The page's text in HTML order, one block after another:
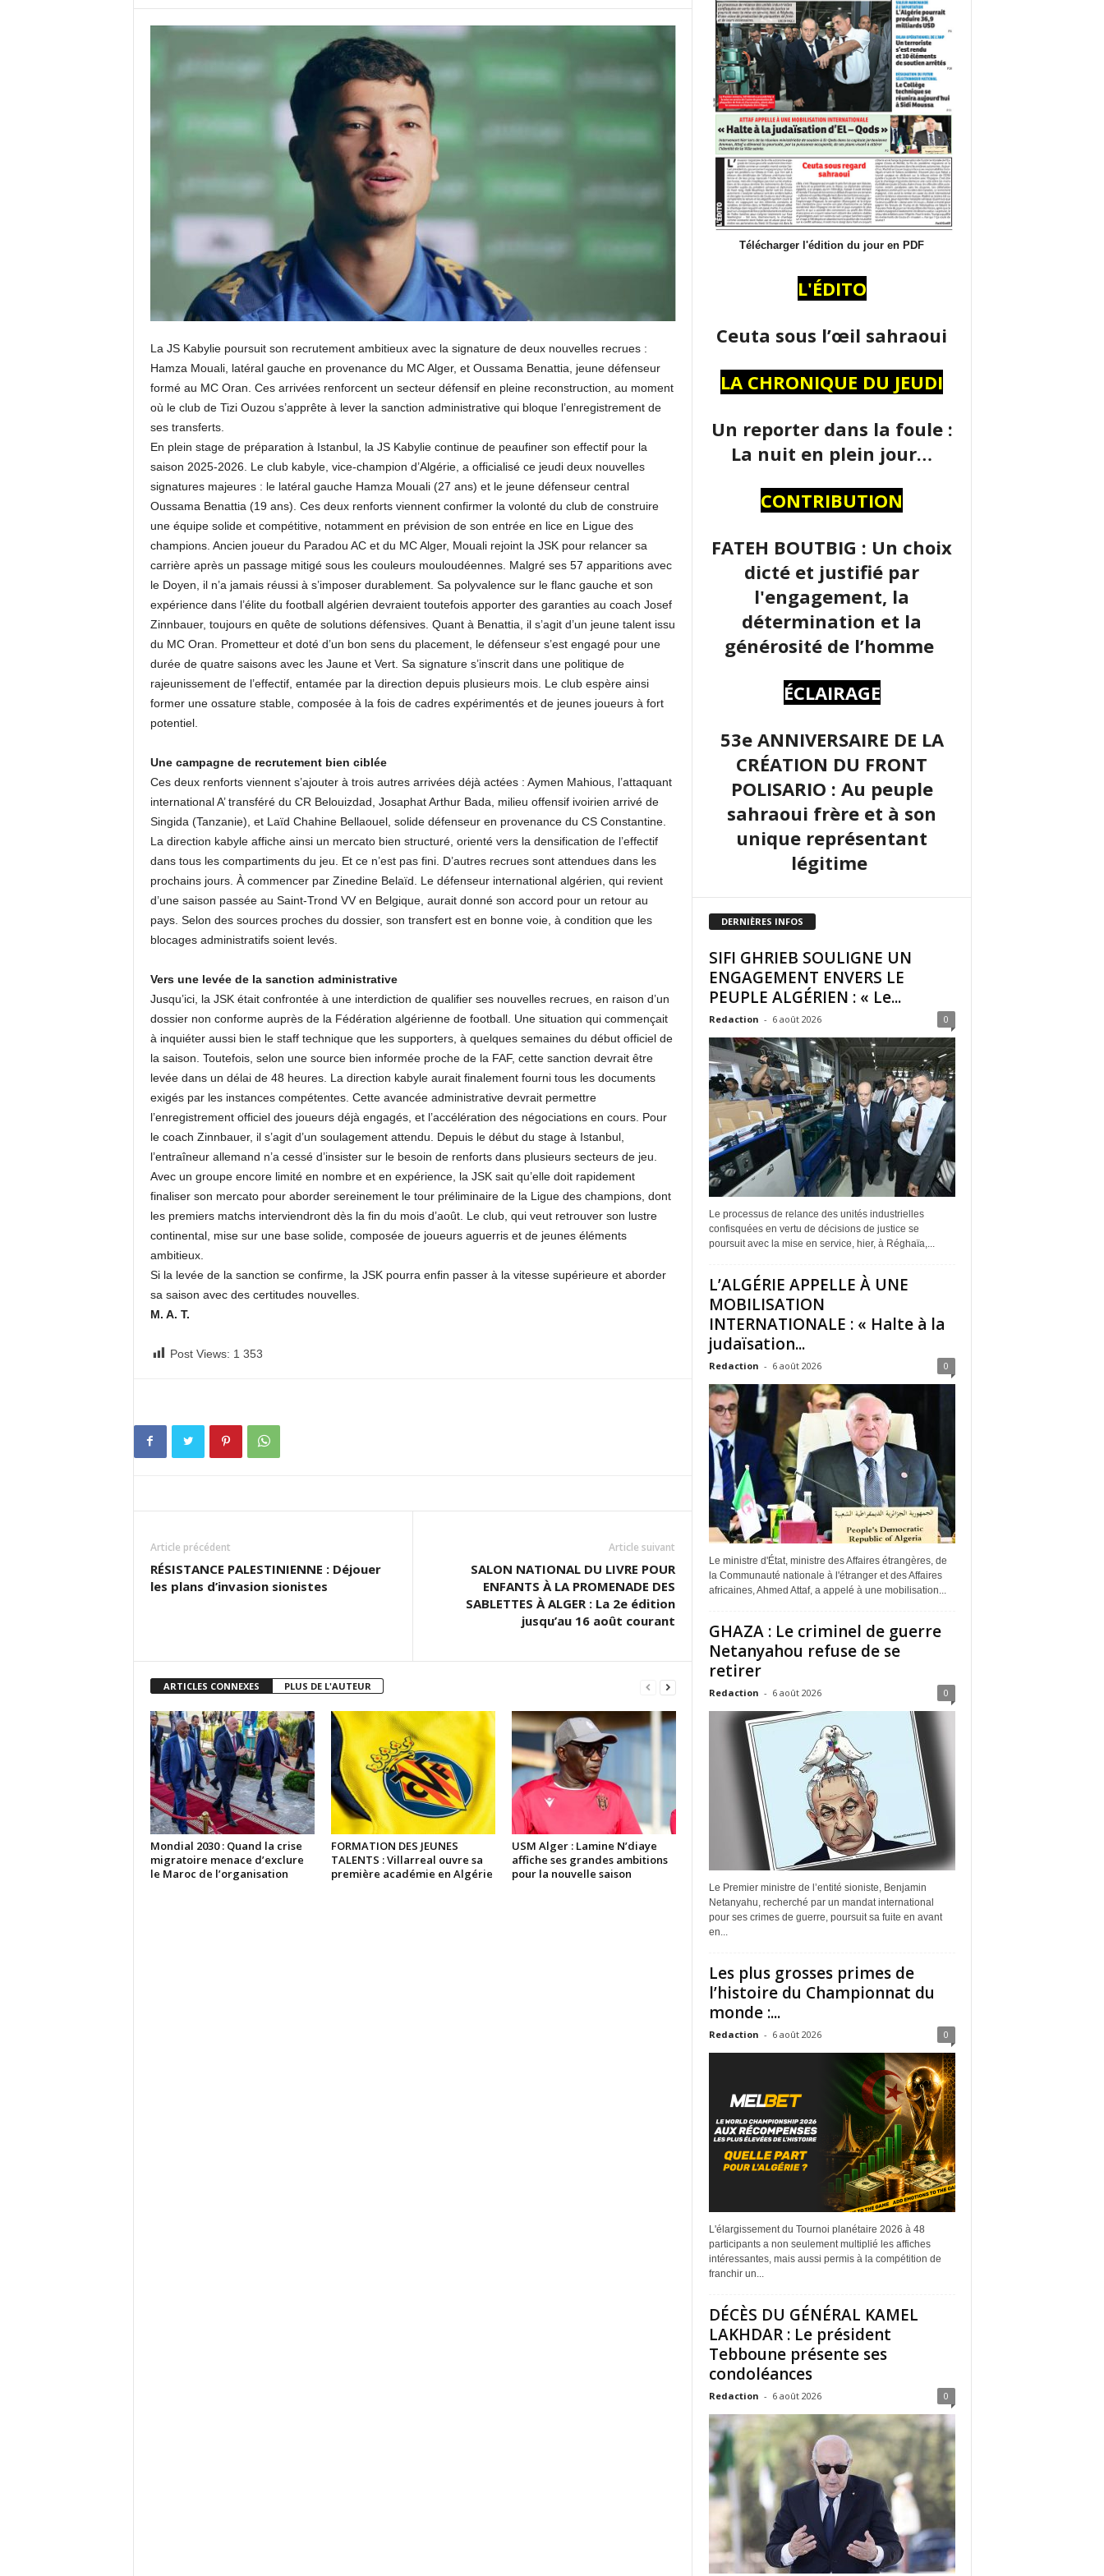
La JS Kabylie poursuit son recrutement ambitieux avec la signature de deux nouvelles recrues :
Hamza Mouali, latéral gauche en provenance du MC Alger, et Oussama Benattia, jeune défenseur
formé au MC Oran. Ces arrivées renforcent un secteur défensif en pleine reconstruction, au moment
où le club de Tizi Ouzou s’apprête à lever la sanction administrative qui bloque l’enregistrement de
ses transferts.
En plein stage de préparation à Istanbul, la JS Kabylie continue de peaufiner son effectif pour la
saison 2025-2026. Le club kabyle, vice-champion d’Algérie, a officialisé ce jeudi deux nouvelles
signatures majeures : le latéral gauche Hamza Mouali (27 ans) et le jeune défenseur central
Oussama Benattia (19 ans). Ces deux renforts viennent confirmer la volonté du club de construire
une équipe solide et compétitive, notamment en prévision de son entrée en lice en Ligue des
champions. Ancien joueur du Paradou AC et du MC Alger, Mouali rejoint la JSK pour relancer sa
carrière après un passage mitigé sous les couleurs mouloudéennes. Malgré ses 57 apparitions avec
le Doyen, il n’a jamais réussi à s’imposer durablement. Sa polyvalence sur le flanc gauche et son
expérience dans l’élite du football algérien devraient toutefois apporter des garanties au coach Josef
Zinnbauer, toujours en quête de solutions défensives. Quant à Benattia, il s’agit d’un jeune talent issu
du MC Oran. Prometteur et doté d’un bon sens du placement, le défenseur s’est engagé pour une
durée de quatre saisons avec les Jaune et Vert. Sa signature s’inscrit dans une politique de
rajeunissement de l’effectif, entamée par la direction depuis plusieurs mois. Le club espère ainsi
former une ossature stable, composée à la fois de cadres expérimentés et de jeunes joueurs à fort
potentiel.
Une campagne de recrutement bien ciblée
Ces deux renforts viennent s’ajouter à trois autres arrivées déjà actées : Aymen Mahious, l’attaquant
international A’ transféré du CR Belouizdad, Josaphat Arthur Bada, milieu offensif ivoirien arrivé de
Singida (Tanzanie), et Laïd Chahine Bellaouel, solide défenseur en provenance du CS Constantine.
La direction kabyle affiche ainsi un mercato bien structuré, orienté vers la densification de l’effectif
dans tous les compartiments du jeu. Et ce n’est pas fini. D’autres recrues sont attendues dans les
prochains jours. À commencer par Zinedine Belaïd. Le défenseur international algérien, qui revient
d’une saison passée au Saint-Trond VV en Belgique, aurait donné son accord pour un retour au
pays. Selon des sources proches du dossier, son transfert est en bonne voie, à condition que les
blocages administratifs soient levés.
Vers une levée de la sanction administrative
Jusqu’ici, la JSK était confrontée à une interdiction de qualifier ses nouvelles recrues, en raison d’un
dossier non conforme auprès de la Fédération algérienne de football. Une situation qui commençait
à inquiéter aussi bien le staff technique que les supporters, à quelques semaines du début officiel de
la saison. Toutefois, selon une source bien informée proche de la FAF, cette sanction devrait être
levée dans un délai de 48 heures. La direction kabyle aurait finalement fourni tous les documents
exigés par les instances compétentes. Cette avancée administrative devrait permettre
l’enregistrement officiel des joueurs déjà engagés, et l’accélération des négociations en cours. Pour
le coach Zinnbauer, il s’agit d’un soulagement attendu. Depuis le début du stage à Istanbul,
l’entraîneur allemand n’a cessé d’insister sur le besoin de renforts dans plusieurs secteurs de jeu.
Avec un groupe encore limité en nombre et en expérience, la JSK sait qu’elle doit rapidement
finaliser son mercato pour aborder sereinement le tour préliminaire de la Ligue des champions, dont
les premiers matchs interviendront dès la fin du mois d’août. Le club, qui veut retrouver son lustre
continental, mise sur une base solide, composée de joueurs aguerris et de jeunes éléments
ambitieux.
Si la levée de la sanction se confirme, la JSK pourra enfin passer à la vitesse supérieure et aborder
sa saison avec des certitudes nouvelles.
M. A. T.
Post Views: 1 353
Article précédent
RÉSISTANCE PALESTINIENNE : Déjouer
les plans d’invasion sionistes
Article suivant
SALON NATIONAL DU LIVRE POUR
ENFANTS À LA PROMENADE DES
SABLETTES À ALGER : La 2e édition
jusqu’au 16 août courant
ARTICLES CONNEXES PLUS DE L'AUTEUR
Mondial 2030 : Quand la crise
migratoire menace d’exclure
le Maroc de l’organisation
FORMATION DES JEUNES
TALENTS : Villarreal ouvre sa
première académie en Algérie
USM Alger : Lamine N’diaye
affiche ses grandes ambitions
pour la nouvelle saison
Télécharger l'édition du jour en PDF
L'ÉDITO
Ceuta sous l’œil sahraoui
LA CHRONIQUE DU JEUDI
Un reporter dans la foule :
La nuit en plein jour…
CONTRIBUTION
FATEH BOUTBIG : Un choix
dicté et justifié par
l'engagement, la
détermination et la
générosité de l’homme
ÉCLAIRAGE
53e ANNIVERSAIRE DE LA
CRÉATION DU FRONT
POLISARIO : Au peuple
sahraoui frère et à son
unique représentant
légitime
DERNIÈRES INFOS
SIFI GHRIEB SOULIGNE UN
ENGAGEMENT ENVERS LE
PEUPLE ALGÉRIEN : « Le...
Redaction - 6 août 2026 0
Le processus de relance des unités industrielles
confisquées en vertu de décisions de justice se
poursuit avec la mise en service, hier, à Réghaïa,...
L’ALGÉRIE APPELLE À UNE
MOBILISATION
INTERNATIONALE : « Halte à la
judaïsation...
Redaction - 6 août 2026 0
Le ministre d'État, ministre des Affaires étrangères, de
la Communauté nationale à l'étranger et des Affaires
africaines, Ahmed Attaf, a appelé à une mobilisation...
GHAZA : Le criminel de guerre
Netanyahou refuse de se
retirer
Redaction - 6 août 2026 0
Le Premier ministre de l’entité sioniste, Benjamin
Netanyahu, recherché par un mandat international
pour ses crimes de guerre, poursuit sa fuite en avant
en...
Les plus grosses primes de
l’histoire du Championnat du
monde :...
Redaction - 6 août 2026 0
L'élargissement du Tournoi planétaire 2026 à 48
participants a non seulement multiplié les affiches
intéressantes, mais aussi permis à la compétition de
franchir un...
DÉCÈS DU GÉNÉRAL KAMEL
LAKHDAR : Le président
Tebboune présente ses
condoléances
Redaction - 6 août 2026 0